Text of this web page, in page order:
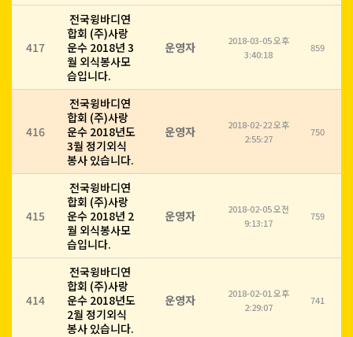
417
전국윙바디연
합회 (주)사랑
운수 2018년 3
월 외식봉사모
습입니다.
운영자
2018-03-05 오후
3:40:18
859
416
전국윙바디연
합회 (주)사랑
운수 2018년도
3월 정기외식
봉사 있습니다.
운영자
2018-02-22 오후
2:55:27
750
415
전국윙바디연
합회 (주)사랑
운수 2018년 2
월 외식봉사모
습입니다.
운영자
2018-02-05 오전
9:13:17
759
414
전국윙바디연
합회 (주)사랑
운수 2018년도
2월 정기외식
봉사 있습니다.
운영자
2018-02-01 오후
2:29:07
741